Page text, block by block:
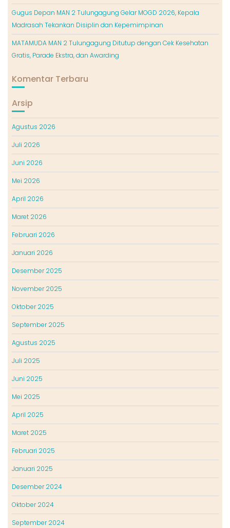
Gugus Depan MAN 2 Tulungagung Gelar MOGD 2026, Kepala
Madrasah Tekankan Disiplin dan Kepemimpinan
MATAMUDA MAN 2 Tulungagung Ditutup dengan Cek Kesehatan
Gratis, Parade Ekstra, dan Awarding
Komentar Terbaru
Arsip
Agustus 2026
Juli 2026
Juni 2026
Mei 2026
April 2026
Maret 2026
Februari 2026
Januari 2026
Desember 2025
November 2025
Oktober 2025
September 2025
Agustus 2025
Juli 2025
Juni 2025
Mei 2025
April 2025
Maret 2025
Februari 2025
Januari 2025
Desember 2024
Oktober 2024
September 2024